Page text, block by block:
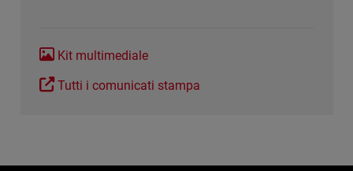
Kit multimediale
Tutti i comunicati stampa